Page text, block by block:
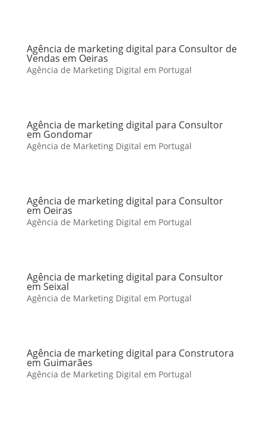
Agência de marketing digital para Consultor de
Vendas em Oeiras
Agência de Marketing Digital em Portugal
Agência de marketing digital para Consultor
em Gondomar
Agência de Marketing Digital em Portugal
Agência de marketing digital para Consultor
em Oeiras
Agência de Marketing Digital em Portugal
Agência de marketing digital para Consultor
em Seixal
Agência de Marketing Digital em Portugal
Agência de marketing digital para Construtora
em Guimarães
Agência de Marketing Digital em Portugal